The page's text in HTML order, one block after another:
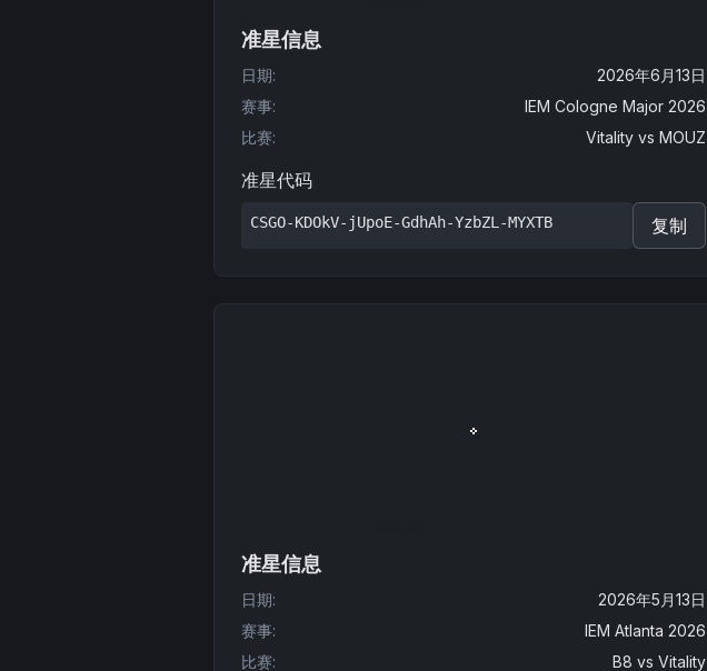
准星信息
日期:
2026年6月13日
赛事:
IEM Cologne Major 2026
比赛: Vitality vs MOUZ
准星代码
CSGO-KDOkV-jUpoE-GdhAh-YzbZL-MYXTB 复制
准星信息
日期:
2026年5月13日
赛事:
IEM Atlanta 2026
比赛: B8 vs Vitality